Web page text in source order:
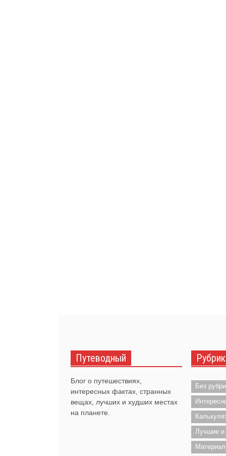
Путеводный
Блог о путешествиях,
интересных фактах, странных
вещах, лучших и худших местах
на планете.
Без
Лучшие и